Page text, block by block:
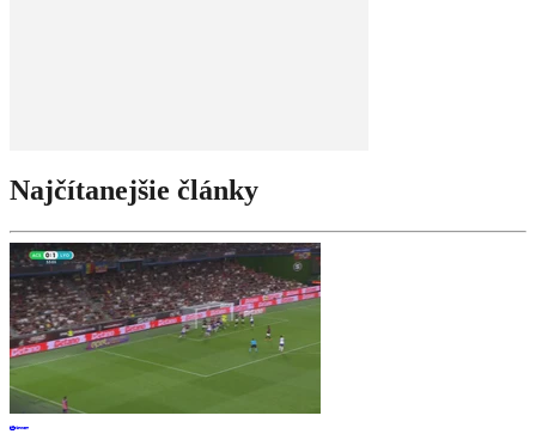
Najčítanejšie články